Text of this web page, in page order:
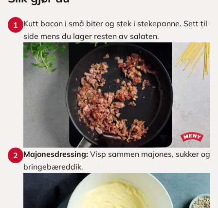
1
Kutt bacon i små biter og stek i stekepanne. Sett til
side mens du lager resten av salaten.
2 Majonesdressing: Visp sammen majones, sukker og
bringebæreddik.